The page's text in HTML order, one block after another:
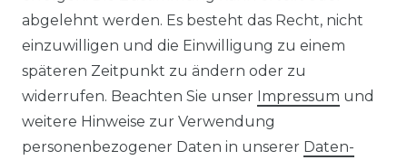
Impressum Daten­schutz­erklärung
abgelehnt werden. Es besteht das Recht, nicht
einzuwilligen und die Einwilligung zu einem
späteren Zeitpunkt zu ändern oder zu
widerrufen. Beachten Sie unser Impressum und
weitere Hinweise zur Verwendung
personenbezogener Daten in unserer Daten­